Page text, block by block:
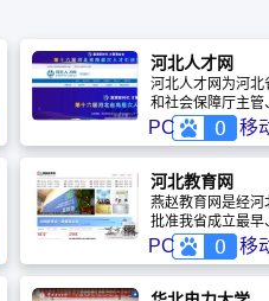
河北人才网
河北人才网为河北
和社会保障厅主管
才市场主办的河北
方人才网站，河
于河北兴冀人才资
公司，为河北省最
源综合服务平台。
月，河北人才网10
业达4.5万家，简
将与您携手共进,再
PC 移
河北教育网
燕赵教育网是经河
批准我省成立最早
大、访问最高、专
响最广的综合教
站。自2002年成
教育网始终以传播
PC 移